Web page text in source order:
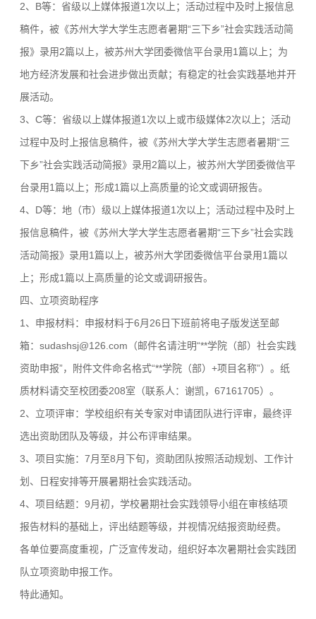
2、B等：省级以上媒体报道1次以上；活动过程中及时上报信息
稿件，被《苏州大学大学生志愿者暑期“三下乡”社会实践活动简
报》录用2篇以上，被苏州大学团委微信平台录用1篇以上；为
地方经济发展和社会进步做出贡献；有稳定的社会实践基地并开
展活动。
3、C等：省级以上媒体报道1次以上或市级媒体2次以上；活动
过程中及时上报信息稿件，被《苏州大学大学生志愿者暑期“三
下乡”社会实践活动简报》录用2篇以上，被苏州大学团委微信平
台录用1篇以上；形成1篇以上高质量的论文或调研报告。
4、D等：地（市）级以上媒体报道1次以上；活动过程中及时上
报信息稿件，被《苏州大学大学生志愿者暑期“三下乡”社会实践
活动简报》录用1篇以上，被苏州大学团委微信平台录用1篇以
上；形成1篇以上高质量的论文或调研报告。
四、立项资助程序
1、申报材料：申报材料于6月26日下班前将电子版发送至邮
箱：sudashsj@126.com（邮件名请注明“**学院（部）社会实践
资助申报”，附件文件命名格式“**学院（部）+项目名称”）。纸
质材料请交至校团委208室（联系人：谢凯，67161705）。
2、立项评审：学校组织有关专家对申请团队进行评审，最终评
选出资助团队及等级，并公布评审结果。
3、项目实施：7月至8月下旬，资助团队按照活动规划、工作计
划、日程安排等开展暑期社会实践活动。
4、项目结题：9月初，学校暑期社会实践领导小组在审核结项
报告材料的基础上，评出结题等级，并视情况结报资助经费。
各单位要高度重视，广泛宣传发动，组织好本次暑期社会实践团
队立项资助申报工作。
特此通知。